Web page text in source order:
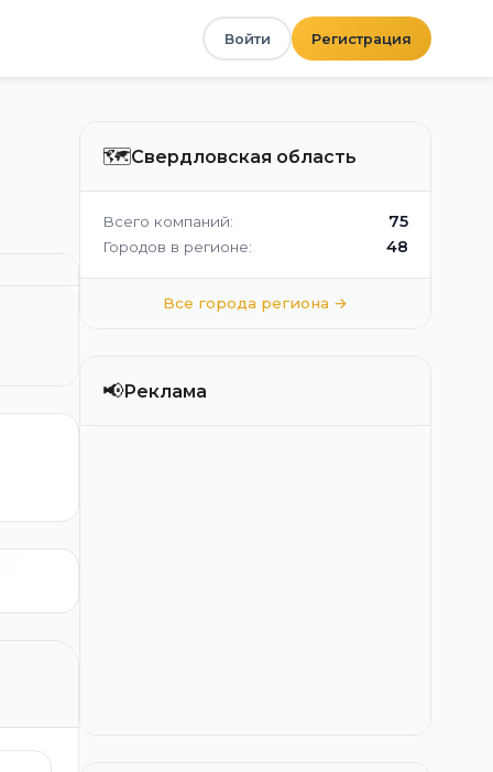
Войти Регистрация
🗺️Свердловская область
Всего компаний: 75
Городов в регионе: 48
Все города региона →
📢Реклама